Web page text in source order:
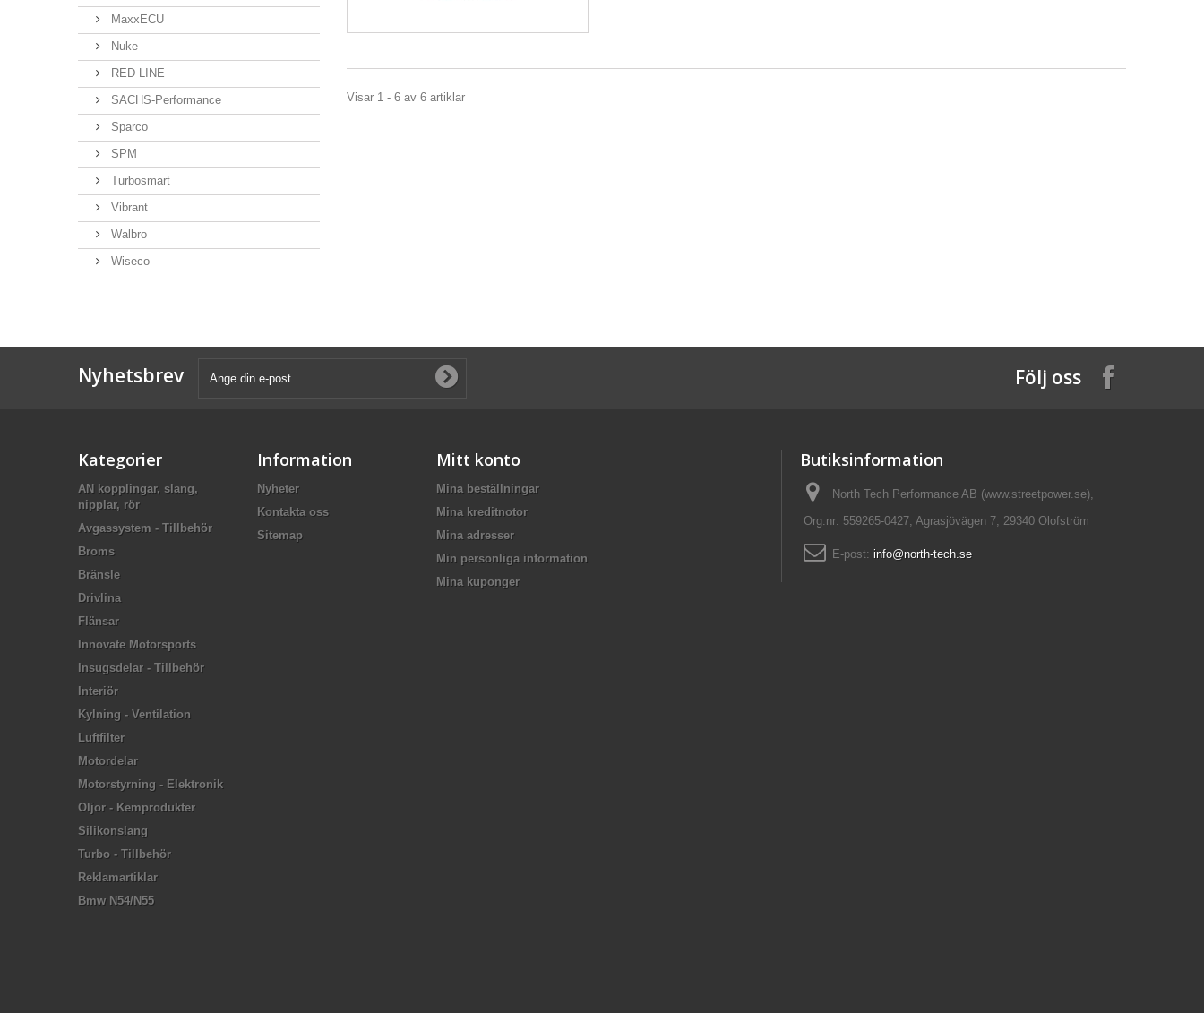
MaxxECU
Nuke
RED LINE
SACHS-Performance
Sparco
SPM
Turbosmart
Vibrant
Walbro
Wiseco
Visar 1 - 6 av 6 artiklar
Nyhetsbrev Följ oss
Kategorier
AN kopplingar, slang,
nipplar, rör
Avgassystem - Tillbehör
Broms
Bränsle
Drivlina
Flänsar
Innovate Motorsports
Insugsdelar - Tillbehör
Interiör
Kylning - Ventilation
Luftfilter
Motordelar
Motorstyrning - Elektronik
Oljor - Kemprodukter
Silikonslang
Turbo - Tillbehör
Reklamartiklar
Bmw N54/N55
Information
Nyheter
Kontakta oss
Sitemap
Mitt konto
Mina beställningar
Mina kreditnotor
Mina adresser
Min personliga information
Mina kuponger
Butiksinformation
North Tech Performance AB (www.streetpower.se),
Org.nr: 559265-0427, Agrasjövägen 7, 29340 Olofström
E-post: info@north-tech.se